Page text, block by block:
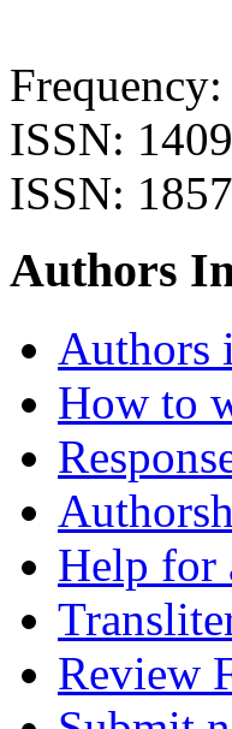
ISSN:
ISSN:
Authors
Authors
How to
Help for
Review